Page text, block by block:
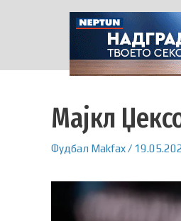
Мајкл
Фудбал Makfax/